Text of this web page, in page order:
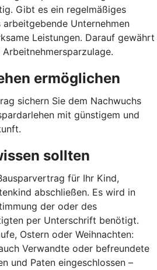
Gibt es ein regelmäßiges
Unternehmen
Leistungen. Darauf gewährt
ermöglichen
sichern Sie dem Nachwuchs
mit günstigem und
sollten
für Ihr Kind,
abschließen. Es wird in
der oder des
per Unterschrift benötigt.
Ostern oder Weihnachten:
Verwandte oder befreundete
und Paten eingeschlossen –